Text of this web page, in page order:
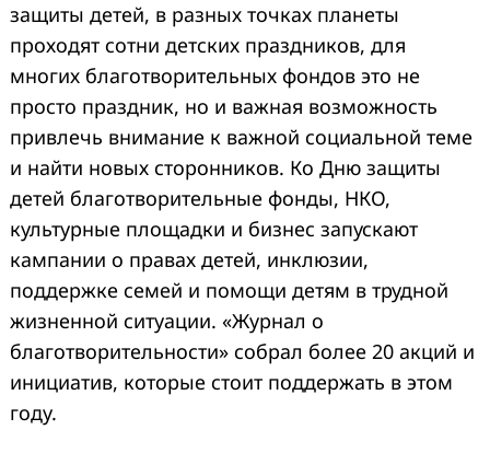
защиты детей, в разных точках планеты
проходят сотни детских праздников, для
многих благотворительных фондов это не
просто праздник, но и важная возможность
привлечь внимание к важной социальной теме
и найти новых сторонников. Ко Дню защиты
детей благотворительные фонды, НКО,
культурные площадки и бизнес запускают
кампании о правах детей, инклюзии,
поддержке семей и помощи детям в трудной
жизненной ситуации. «Журнал о
благотворительности» собрал более 20 акций и
инициатив, которые стоит поддержать в этом
году.